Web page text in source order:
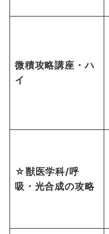
微積攻略講座 ・ハ
イ
☆獣医学科/呼
吸・光合成の攻略